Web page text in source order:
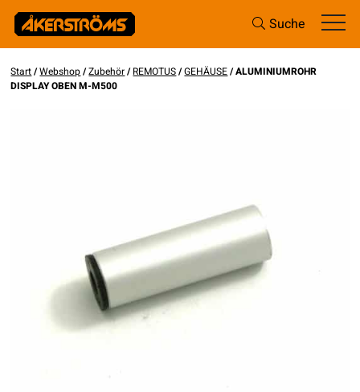
Suche
Start/Webshop/Zubehör/REMOTUS/GEHÄUSE/ ALUMINIUMROHR
DISPLAY OBEN M-M500